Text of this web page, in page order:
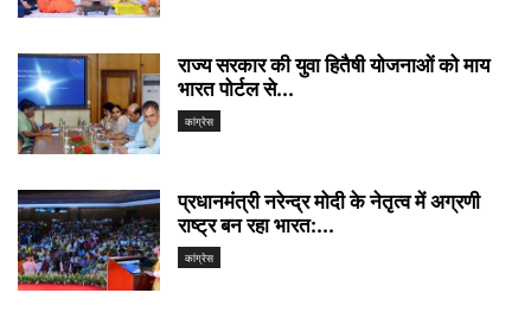
राज्य सरकार की युवा हितैषी योजनाओं को माय
भारत पोर्टल से...
कांग्रेस
प्रधानमंत्री नरेन्द्र मोदी के नेतृत्व में अग्रणी
राष्ट्र बन रहा भारत:...
कांग्रेस